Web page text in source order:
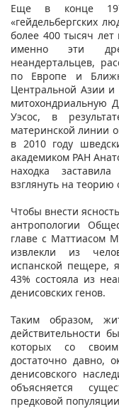
Еще в конце
«гейдельбергских
более 400 тысяч лет
именно эти
неандертальцев,
по Европе и
Центральной Азии
митохондриальную
Уэсос, в
материнской линии
в 2010 году
академиком РАН
находка
взглянуть на
Чтобы внести
антропологии
главе с Маттиасом
извлекли из
испанской пещере,
43% состояла из
денисовских генов.
Таким образом,
действительности
которых со
достаточно давно,
денисовского
объясняется
предковой